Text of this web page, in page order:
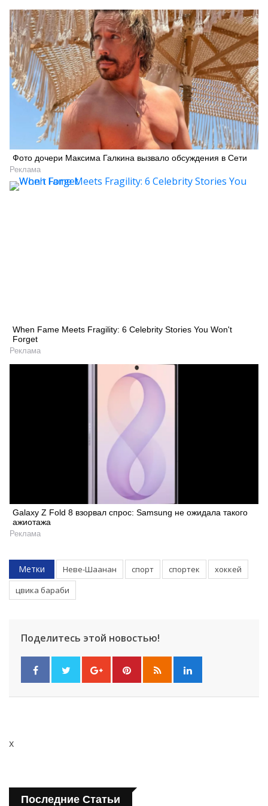
Фото дочери Максима Галкина вызвало обсуждения в Сети
Реклама
When Fame Meets Fragility: 6 Celebrity Stories You Won't
Forget
Реклама
Galaxy Z Fold 8 взорвал спрос: Samsung не ожидала такого
ажиотажа
Реклама
Метки Неве-Шаанан спорт спортек
хоккей
цвика бараби
Поделитесь этой новостью!
x
Последние Статьи